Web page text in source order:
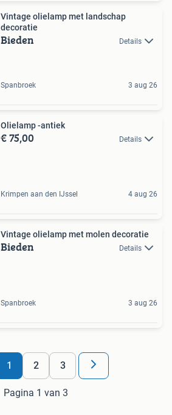
Vintage olielamp met landschap
decoratie
Bieden Details
Spanbroek 3 aug 26
Olielamp -antiek
€ 75,00 Details
Krimpen aan den IJssel 4 aug 26
Vintage olielamp met molen decoratie
Bieden Details
Spanbroek 3 aug 26
1 2 3
Pagina 1 van 3